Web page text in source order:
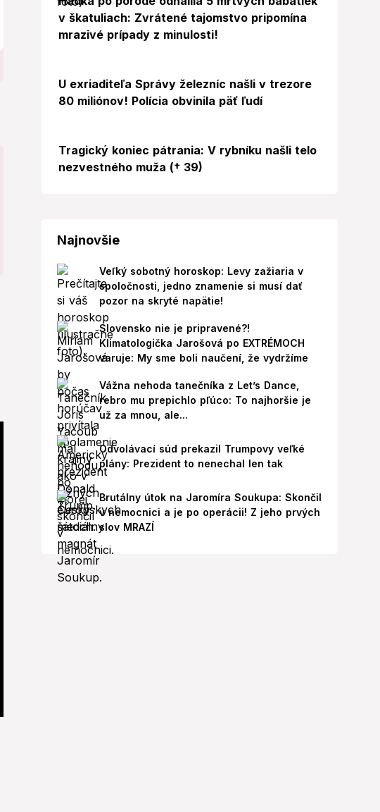
v škatuliach: Zvrátené tajomstvo pripomína
mrazivé prípady z minulosti!
U exriaditeľa Správy železníc našli v trezore
80 miliónov! Polícia obvinila päť ľudí
Tragický koniec pátrania: V rybníku našli telo
nezvestného muža († 39)
Najnovšie
Veľký sobotný horoskop: Levy zažiaria v
spoločnosti, jedno znamenie si musí dať
pozor na skryté napätie!
Slovensko nie je pripravené?!
Klimatologička Jarošová po EXTRÉMOCH
varuje: My sme boli naučení, že vydržíme
Vážna nehoda tanečníka z Let’s Dance,
rebro mu prepichlo pľúco: To najhoršie je
už za mnou, ale...
Odvolávací súd prekazil Trumpovy veľké
plány: Prezident to nenechal len tak
Brutálny útok na Jaromíra Soukupa: Skončil
v nemocnici a je po operácii! Z jeho prvých
slov MRAZÍ